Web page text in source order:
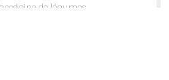
de légumes ,